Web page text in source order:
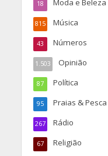
Moda e Beleza
18
Música
815
Números
43
Opinião
1.503
Política
87
Praias & Pesca
95
Rádio
267
Religião
67